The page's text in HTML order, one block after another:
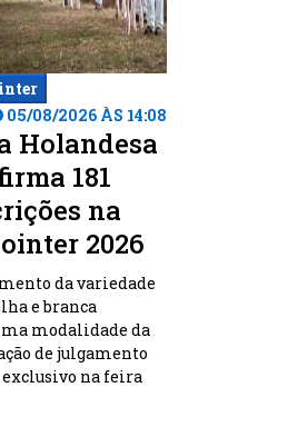
05/08/2026 ÀS 14:08
Holandesa
181
na
2026
da variedade
e branca
modalidade da
de julgamento
na feira